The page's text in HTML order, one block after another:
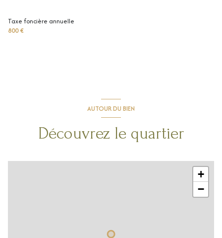
Taxe foncière annuelle
800 €
AUTOUR DU BIEN
Découvrez le quartier
+
−